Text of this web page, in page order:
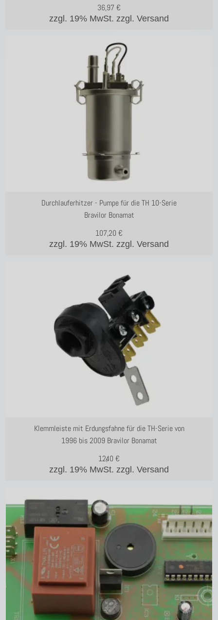
zzgl. 19% MwSt. zzgl. Versand
36,97€
Durchlauferhitzer - Pumpe für die TH 10-Serie
Bravilor Bonamat
zzgl. 19% MwSt. zzgl. Versand
107,20 €
Klemmleiste mit Erdungsfahne für die TH-Serie von
1996 bis 2009 Bravilor Bonamat
zzgl. 19% MwSt. zzgl. Versand
12,40 €